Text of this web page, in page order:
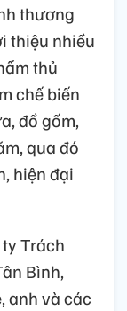
thương
thiệu nhiều
thủ
chế biến
đồ gốm,
qua đó
hiện đại
Trách
Bình,
anh và các